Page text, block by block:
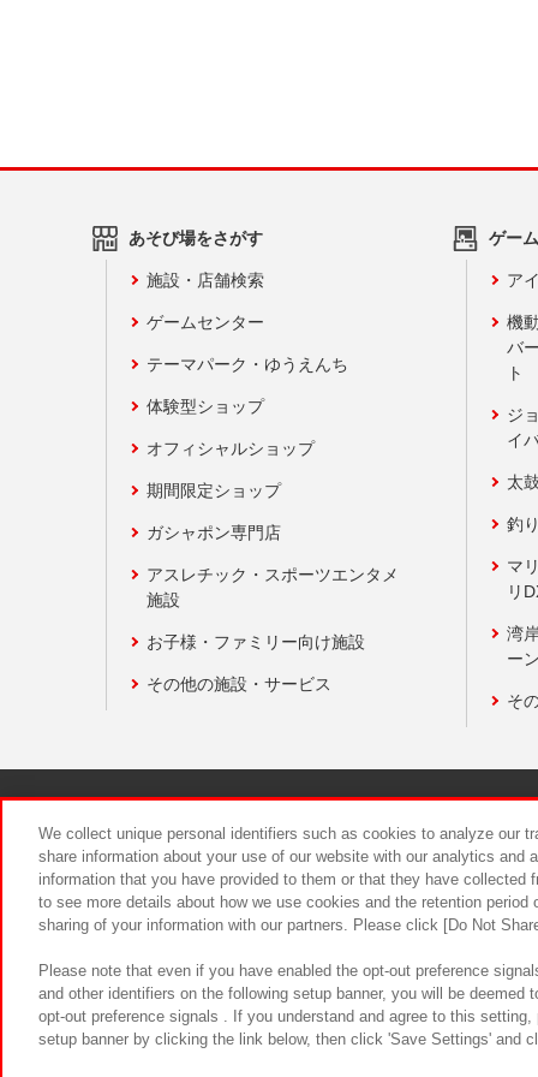
あそび場をさがす
施設・店舗検索
ゲームセンター
テーマパーク・ゆうえんち
体験型ショップ
オフィシャルショップ
期間限定ショップ
ガシャポン専門店
アスレチック・スポーツエンタメ
施設
お子様・ファミリー向け施設
その他の施設・サービス
ゲー
ア
機
バ
ト
ジ
イ
太
釣
マ
リ
湾
ー
そ
食品のご
We collect unique personal identifiers such as cookies to analyze our
share information about your use of our website with our analytics and
information that you have provided to them or that they have
to see more details about how we use cookies and the retention
sharing of your information with our partners. Please click [Do Not
Please note that even if you have enabled the opt-out preference
and other identifiers on the following setup banner, you will be
opt-out preference signals . If you understand and agree to this
setup banner by clicking the link below, then click 'Save Settings' and